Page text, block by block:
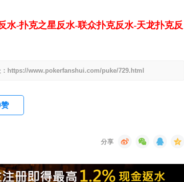
水-扑克之星反水-联众扑克反水-天龙扑克反
：https://www.pokerfanshui.com/puke/729.html
赞